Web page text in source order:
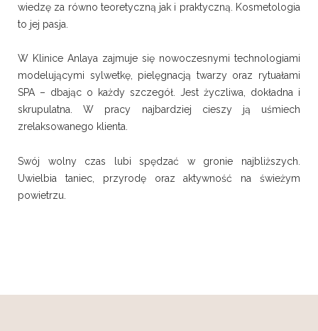
wiedzę za równo teoretyczną jak i praktyczną. Kosmetologia
to jej pasja.
W Klinice Anlaya zajmuje się nowoczesnymi technologiami
modelującymi sylwetkę, pielęgnacją twarzy oraz rytuałami
SPA – dbając o każdy szczegół. Jest życzliwa, dokładna i
skrupulatna. W pracy najbardziej cieszy ją uśmiech
zrelaksowanego klienta.
Swój wolny czas lubi spędzać w gronie najbliższych.
Uwielbia taniec, przyrodę oraz aktywność na świeżym
powietrzu.